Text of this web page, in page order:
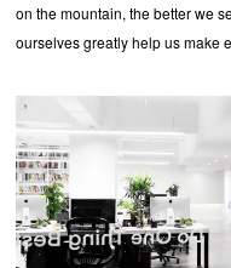
on the mountain, the better we
ourselves greatly help us make